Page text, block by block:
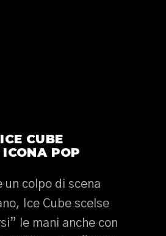
CUBE
POP
un colpo di scena
Ice Cube scelse
le mani anche con